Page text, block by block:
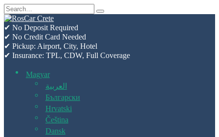
Skip
to
content
Search
for:
✔ No Deposit Required
✔ No Credit Card Needed
✔ Pickup: Airport, City, Hotel
✔ Insurance: TPL, CDW, Full Coverage
Magyar
العربية
Български
Hrvatski
Čeština
Dansk